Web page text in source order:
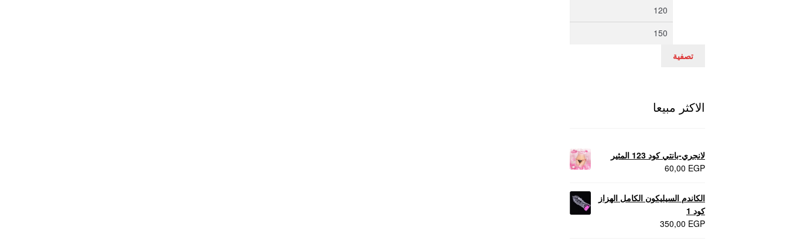
أدنى
تصفية
الاكثر مبيعا
لانجري-بانتي كود 123 المثير
60,00 EGP
الكاندم السيليكون الكامل الهزاز
كود 1
350,00 EGP